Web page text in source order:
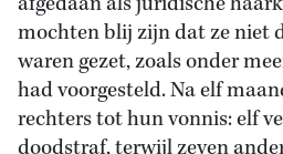
mochten blij zijn dat ze niet
waren gezet, zoals onder
had voorgesteld. Na elf
rechters tot hun vonnis: elf